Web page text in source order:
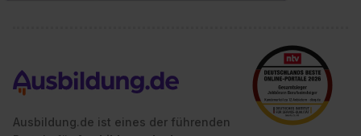
Ausbildung.de ist eines der führenden